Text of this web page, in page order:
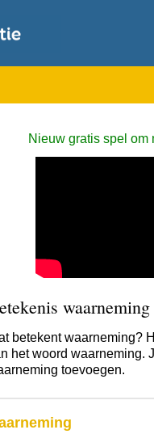
Nieuw gratis spel om
waarneming
betekent waarneming?
het woord waarneming.
toevoegen.